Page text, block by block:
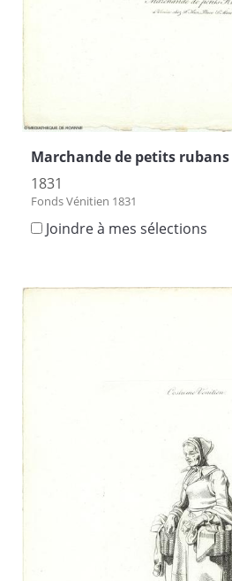
Marchande de petits rubans
1831
Fonds Vénitien 1831
Joindre à mes sélections